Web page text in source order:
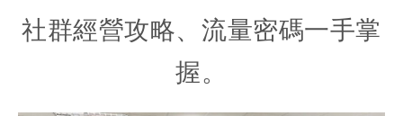
社群經營攻略、流量密碼一手掌
握。